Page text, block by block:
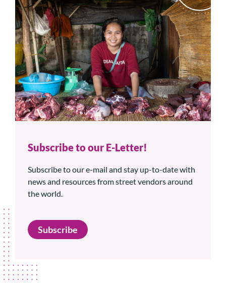
Subscribe to our E-Letter!
Subscribe to our e-mail and stay up-to-date with
news and resources from street vendors around
the world.
Subscribe